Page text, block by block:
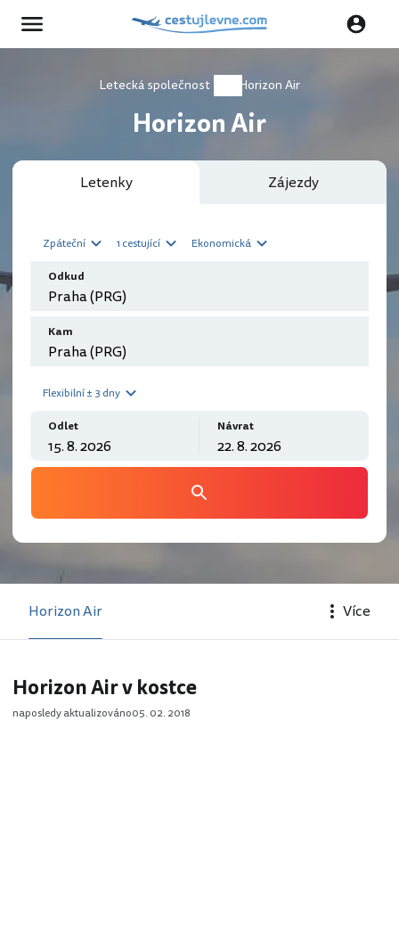
Letecká společnost Horizon Air
Horizon Air
Letenky Zájezdy
Zpáteční 1 cestující Ekonomická
Odkud
Kam
Flexibilní ± 3 dny
Odlet Návrat
Horizon Air Více
Horizon Air v kostce
naposledy aktualizováno05. 02. 2018